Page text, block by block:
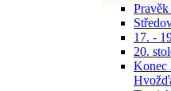
17. -
20.
Konec